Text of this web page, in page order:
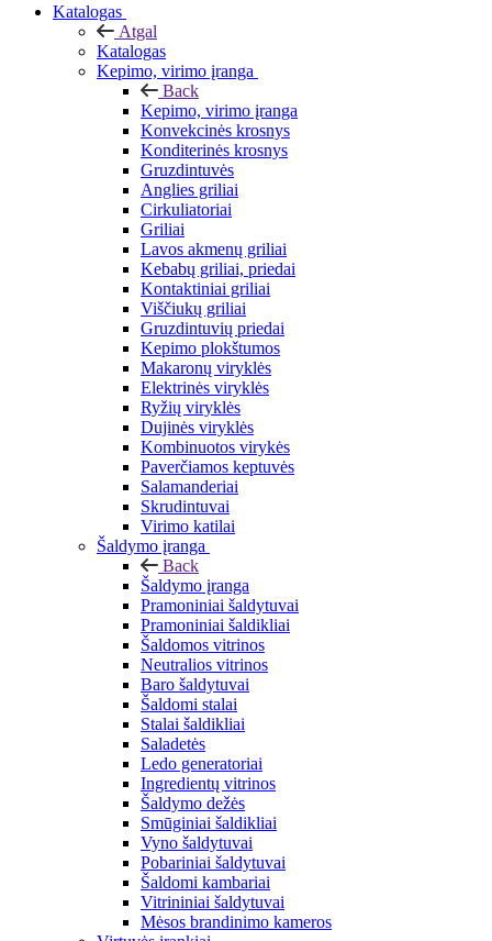
Katalogas
Atgal
Katalogas
Kepimo, virimo įranga
Back
Kepimo, virimo įranga
Konvekcinės krosnys
Konditerinės krosnys
Gruzdintuvės
Anglies griliai
Cirkuliatoriai
Griliai
Lavos akmenų griliai
Kebabų griliai, priedai
Kontaktiniai griliai
Viščiukų griliai
Gruzdintuvių priedai
Kepimo plokštumos
Makaronų viryklės
Elektrinės viryklės
Ryžių viryklės
Dujinės viryklės
Kombinuotos virykės
Paverčiamos keptuvės
Salamanderiai
Skrudintuvai
Virimo katilai
Šaldymo įranga
Back
Šaldymo įranga
Pramoniniai šaldytuvai
Pramoniniai šaldikliai
Šaldomos vitrinos
Neutralios vitrinos
Baro šaldytuvai
Šaldomi stalai
Stalai šaldikliai
Saladetės
Ledo generatoriai
Ingredientų vitrinos
Šaldymo dežės
Smūginiai šaldikliai
Vyno šaldytuvai
Pobariniai šaldytuvai
Šaldomi kambariai
Vitrininiai šaldytuvai
Mėsos brandinimo kameros